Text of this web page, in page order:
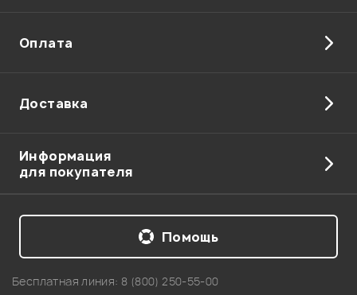
Оплата
Доставка
Информация
для покупателя
Бесплатная линия: 8 (800) 250-55-00
Помощь